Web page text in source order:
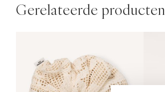
Gerelateerde producten